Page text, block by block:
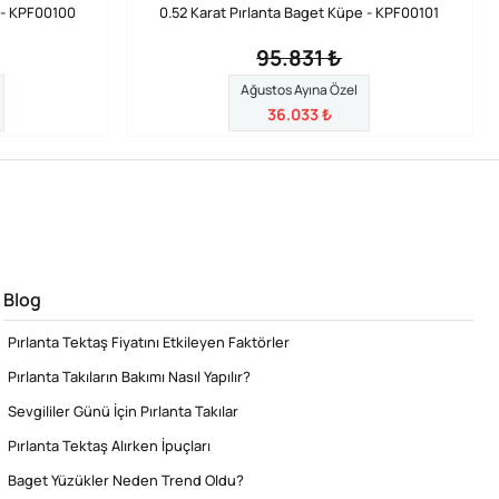
KPF00100 0.52 Karat Pırlanta Baget Küpe - KPF00101
95.831 ₺
Ağustos Ayına Özel
36.033 ₺
Blog
Pırlanta Tektaş Fiyatını Etkileyen Faktörler
Pırlanta Takıların Bakımı Nasıl Yapılır?
Sevgililer Günü İçin Pırlanta Takılar
Pırlanta Tektaş Alırken İpuçları
Baget Yüzükler Neden Trend Oldu?